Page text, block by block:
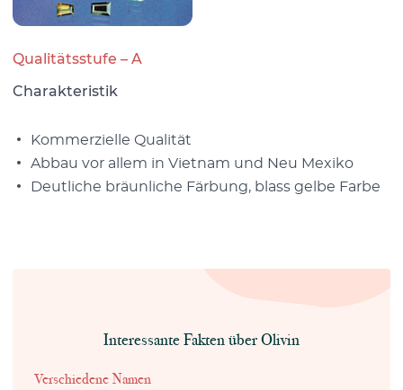
Qualitätsstufe – A
Charakteristik
Kommerzielle Qualität
Abbau vor allem in Vietnam und Neu Mexiko
Deutliche bräunliche Färbung, blass gelbe Farbe
Interessante Fakten über Olivin
Verschiedene Namen